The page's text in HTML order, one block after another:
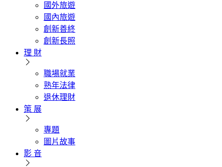
國外旅遊
國內旅遊
創新善終
創新長照
理 財
職場就業
熟年法律
退休理財
策 展
專題
圖片故事
影 音